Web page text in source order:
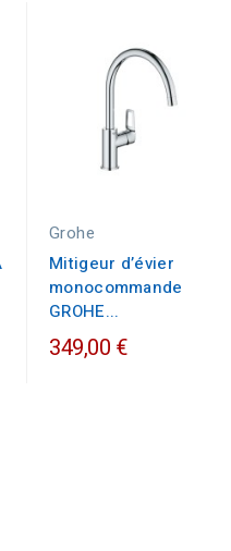
Grohe
Mitigeur d’évier
monocommande
GROHE...
349,00 €